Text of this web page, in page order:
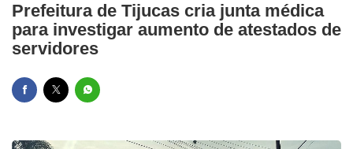
Prefeitura de Tijucas cria junta médica
para investigar aumento de atestados de
servidores